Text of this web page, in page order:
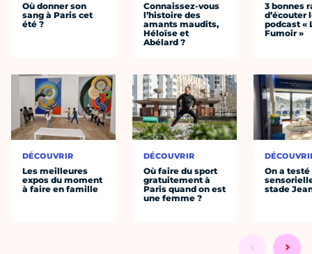
Où donner son
sang à Paris cet
été ?
DÉCOUVRIR
Les meilleures
expos du moment
à faire en famille
Connaissez-vous
l’histoire des
amants maudits,
Héloïse et
Abélard ?
DÉCOUVRIR
Où faire du sport
gratuitement à
Paris quand on est
une femme ?
3 bonnes
d’écouter
podcast «
Fumoir »
On a
stade